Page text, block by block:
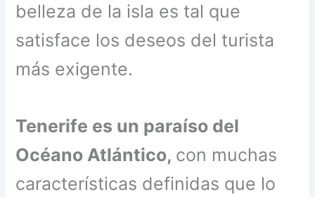
belleza de la isla es tal que
satisface los deseos del turista
más exigente.
Tenerife es un paraíso del
Océano Atlántico, con muchas
características definidas que lo